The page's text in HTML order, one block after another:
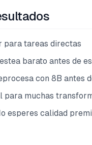
para tareas directas
barato antes de
con 8B antes
para muchas
esperes calidad